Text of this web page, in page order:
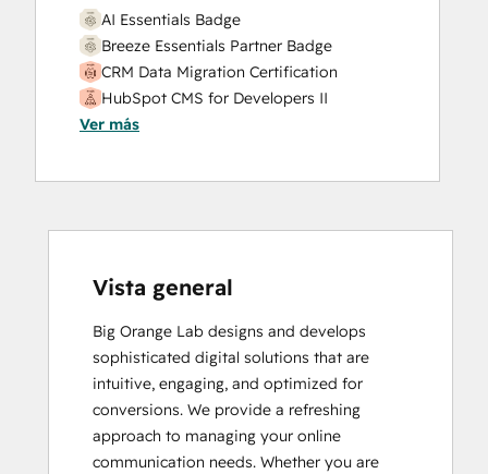
AI Essentials Badge
Breeze Essentials Partner Badge
CRM Data Migration Certification
HubSpot CMS for Developers II
HubSpot Implementation for Partners
Certification
Certification
Inbound Marketing
Social Media Marketing Certification
Course
Ver más
Vista general
Big Orange Lab designs and develops
sophisticated digital solutions that are
intuitive, engaging, and optimized for
conversions. We provide a refreshing
approach to managing your online
communication needs. Whether you are